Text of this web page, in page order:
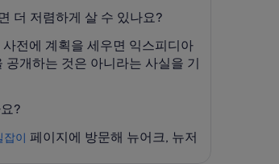
더 저렴하게 살 수 있나요?
전에 계획을 세우면 익스피디아
개하는 것은 아니라는 사실을 기
?
잡이 페이지에 방문해 뉴어크, 뉴저